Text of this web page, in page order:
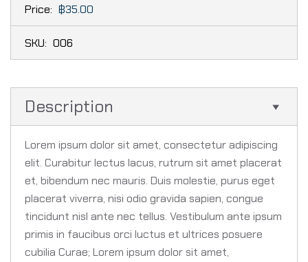
Price: ฿35.00
SKU: 006
Description
Lorem ipsum dolor sit amet, consectetur adipiscing
elit. Curabitur lectus lacus, rutrum sit amet placerat
et, bibendum nec mauris. Duis molestie, purus eget
placerat viverra, nisi odio gravida sapien, congue
tincidunt nisl ante nec tellus. Vestibulum ante ipsum
primis in faucibus orci luctus et ultrices posuere
cubilia Curae; Lorem ipsum dolor sit amet,